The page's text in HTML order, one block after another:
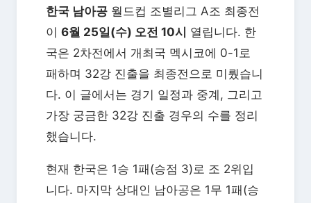
한국 남아공 월드컵 조별리그 A조 최종전
이 6월 25일(수) 오전 10시 열립니다. 한
국은 2차전에서 개최국 멕시코에 0-1로
패하며 32강 진출을 최종전으로 미뤘습니
다. 이 글에서는 경기 일정과 중계, 그리고
가장 궁금한 32강 진출 경우의 수를 정리
했습니다.
현재 한국은 1승 1패(승점 3)로 조 2위입
니다. 마지막 상대인 남아공은 1무 1패(승